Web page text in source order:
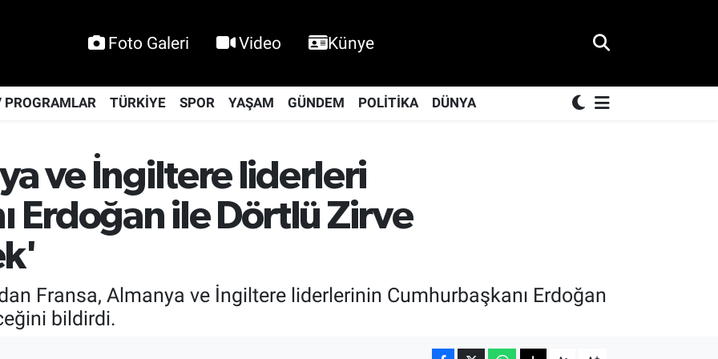
Foto Galeri Video Künye
PROGRAMLAR TÜRKİYE SPOR YAŞAM GÜNDEM POLİTİKA DÜNYA
ve İngiltere liderleri
Erdoğan ile Dörtlü Zirve
Fransa, Almanya ve İngiltere liderlerinin Cumhurbaşkanı Erdoğan
bildirdi.